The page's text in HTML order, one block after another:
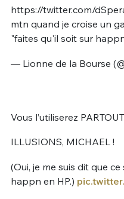
https://twitter.com/
mtn quand je croise un
"faites qu'il soit sur
— Lionne de la Bourse
Vous l’utiliserez
ILLUSIONS, MICHAEL !
(Oui, je me suis dit que
happn en HP.)